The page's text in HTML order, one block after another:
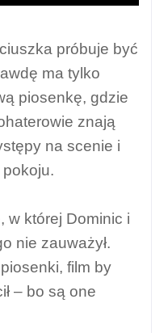
próbuje być
ma tylko
piosenkę, gdzie
znają
na scenie i
w której Dominic i
nie zauważył.
film by
– bo są one